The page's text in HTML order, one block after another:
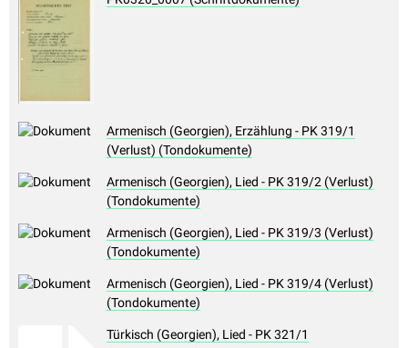
Armenisch (Georgien), Erzählung - PK 319/1
(Verlust) (Tondokumente)
Armenisch (Georgien), Lied - PK 319/2 (Verlust)
(Tondokumente)
Armenisch (Georgien), Lied - PK 319/3 (Verlust)
(Tondokumente)
Armenisch (Georgien), Lied - PK 319/4 (Verlust)
(Tondokumente)
Türkisch (Georgien), Lied - PK 321/1